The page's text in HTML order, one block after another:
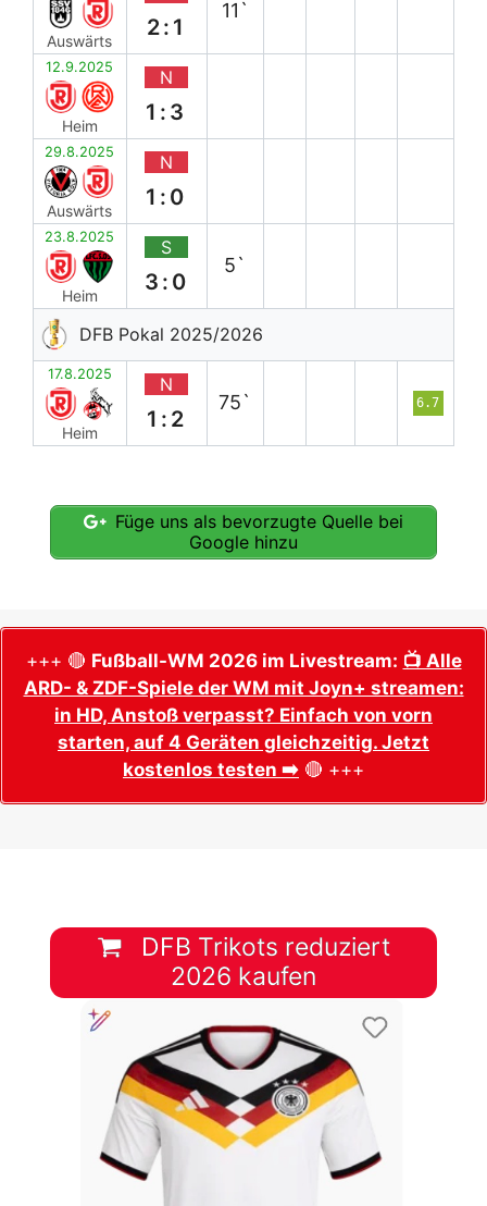
Auswärts
2:1
11`
12.9.2025
Heim
N
1:3
29.8.2025
Auswärts
N
1:0
23.8.2025
Heim
S
3:0
5`
DFB Pokal 2025/2026
17.8.2025
Heim
N
1:2
75` 6.7
Füge uns als bevorzugte Quelle bei
Google hinzu
+++ 🔴 Fußball-WM 2026 im Livestream: 📺 Alle
ARD- & ZDF-Spiele der WM mit Joyn+ streamen:
in HD, Anstoß verpasst? Einfach von vorn
starten, auf 4 Geräten gleichzeitig. Jetzt
kostenlos testen ➡️ 🔴 +++
DFB Trikots reduziert
2026 kaufen